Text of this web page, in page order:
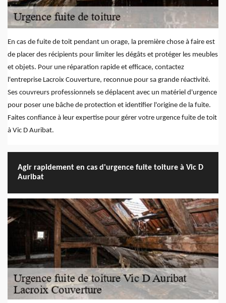
En cas de fuite de toit pendant un orage, la première chose à faire est
de placer des récipients pour limiter les dégâts et protéger les meubles
et objets. Pour une réparation rapide et efficace, contactez
l'entreprise Lacroix Couverture, reconnue pour sa grande réactivité.
Ses couvreurs professionnels se déplacent avec un matériel d'urgence
pour poser une bâche de protection et identifier l'origine de la fuite.
Faites confiance à leur expertise pour gérer votre urgence fuite de toit
à Vic D Auribat.
Agir rapidement en cas d'urgence fuite toiture à Vic D
Auribat